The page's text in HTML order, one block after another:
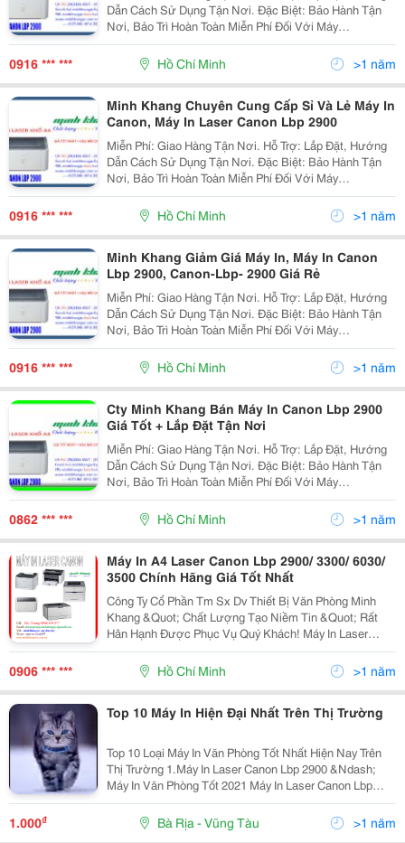
Dẫn Cách Sử Dụng Tận Nơi. Đặc Biệt: Bảo Hành Tận
Nơi, Bảo Trì Hoàn Toàn Miễn Phí Đối Với Máy
Photocopy. @@@ Đại Siêu Thị Máy Văn Phòng @@@
0916 *** *** Hồ Chí Minh >1 năm
Minh Khang Chuyên Cung Cấp Sỉ Và Lẻ Máy In
Canon, Máy In Laser Canon Lbp 2900
Miễn Phí: Giao Hàng Tận Nơi. Hỗ Trợ: Lắp Đặt, Hướng
Dẫn Cách Sử Dụng Tận Nơi. Đặc Biệt: Bảo Hành Tận
Nơi, Bảo Trì Hoàn Toàn Miễn Phí Đối Với Máy
Photocopy. @@@ Đại Siêu Thị Máy Văn Phòng @@@
0916 *** *** Hồ Chí Minh >1 năm
Minh Khang Giảm Giá Máy In, Máy In Canon
Lbp 2900, Canon-Lbp- 2900 Giá Rẻ
Miễn Phí: Giao Hàng Tận Nơi. Hỗ Trợ: Lắp Đặt, Hướng
Dẫn Cách Sử Dụng Tận Nơi. Đặc Biệt: Bảo Hành Tận
Nơi, Bảo Trì Hoàn Toàn Miễn Phí Đối Với Máy
Photocopy. @@@ Đại Siêu Thị Máy Văn Phòng @@@
0916 *** *** Hồ Chí Minh >1 năm
Cty Minh Khang Bán Máy In Canon Lbp 2900
Giá Tốt + Lắp Đặt Tận Nơi
Miễn Phí: Giao Hàng Tận Nơi. Hỗ Trợ: Lắp Đặt, Hướng
Dẫn Cách Sử Dụng Tận Nơi. Đặc Biệt: Bảo Hành Tận
Nơi, Bảo Trì Hoàn Toàn Miễn Phí Đối Với Máy
Photocopy. @@@ Đại Siêu Thị Máy Văn Phòng @@@
0862 *** *** Hồ Chí Minh >1 năm
Máy In A4 Laser Canon Lbp 2900/ 3300/ 6030/
3500 Chính Hãng Giá Tốt Nhất
Công Ty Cổ Phần Tm Sx Dv Thiết Bị Văn Phòng Minh
Khang &Quot; Chất Lượng Tạo Niềm Tin &Quot; Rất
Hân Hạnh Được Phục Vụ Quý Khách! Máy In Laser
Canon Lbp 6030 Vui Lòng Liên Hệ Để Được Giá Tốt
Nhất &Ndash; Hậu Mãi Chu Đáo Nhất Ms. Trang - 0906
0906 *** *** Hồ Chí Minh >1 năm
Top 10 Máy In Hiện Đại Nhất Trên Thị Trường
Top 10 Loại Máy In Văn Phòng Tốt Nhất Hiện Nay Trên
Thị Trường 1.Máy In Laser Canon Lbp 2900 &Ndash;
Máy In Văn Phòng Tốt 2021 Máy In Laser Canon Lbp
2900 Là Một Chiếc Máy In Khỏe Khoắn Vô Cùng Phù
Hợp Với Văn Phòng Làm Việc Dù Diện Tích Nhỏ...
1.000₫ Bà Rịa - Vũng Tàu >1 năm